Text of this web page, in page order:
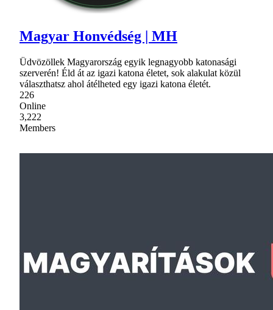
Magyar Honvédség | MH
Üdvözöllek Magyarország egyik legnagyobb katonasági
szerverén! Éld át az igazi katona életet, sok alakulat közül
választhatsz ahol átélheted egy igazi katona életét.
226
Online
3,222
Members